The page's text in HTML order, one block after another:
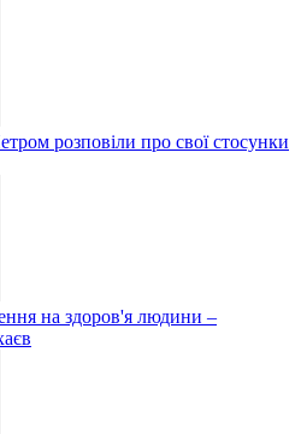
розповіли про свої стосунки
на здоров'я людини –